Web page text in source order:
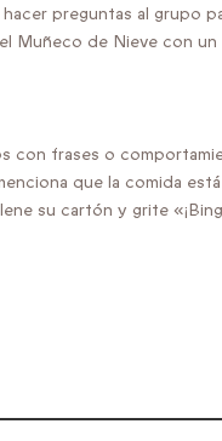
preguntas al grupo
Muñeco de Nieve con un
con frases o
que la comida
su cartón y grite